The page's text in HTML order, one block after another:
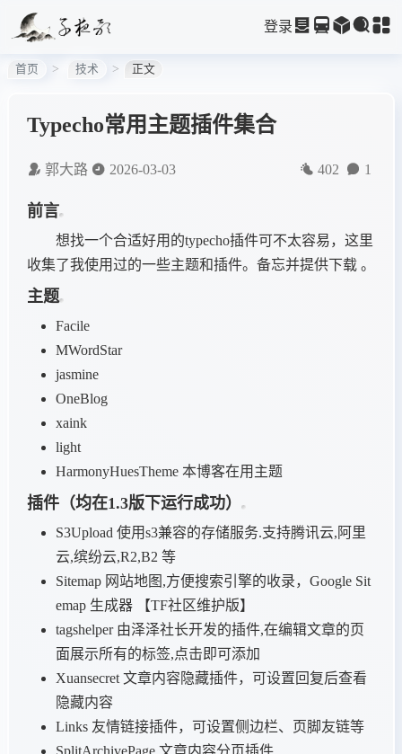
登录
首页 技术 正文
Typecho常用主题插件集合
郭大路 2026-03-03 402 1
前言
想找一个合适好用的typecho插件可不太容易，这里
收集了我使用过的一些主题和插件。备忘并提供下载 。
主题
Facile
MWordStar
jasmine
OneBlog
xaink
light
HarmonyHuesTheme 本博客在用主题
插件（均在1.3版下运行成功）
S3Upload 使用s3兼容的存储服务.支持腾讯云,阿里
云,缤纷云,R2,B2 等
Sitemap 网站地图,方便搜索引擎的收录，Google Sit
emap 生成器 【TF社区维护版】
tagshelper 由泽泽社长开发的插件,在编辑文章的页
面展示所有的标签,点击即可添加
Xuansecret 文章内容隐藏插件，可设置回复后查看
隐藏内容
Links 友情链接插件，可设置侧边栏、页脚友链等
SplitArchivePage 文章内容分页插件